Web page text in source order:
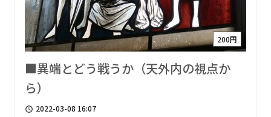
200円
■異端とどう戦うか（天外内の視点か
ら）
access_time 2022-03-08 16:07